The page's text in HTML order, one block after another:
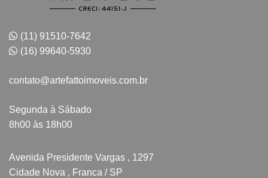
(11) 91510-7642
(16) 99640-5930
contato@artefattoimoveis.com.br
Segunda à Sábado
8h00 às 18h00
Avenida Presidente Vargas , 1297
Cidade Nova , Franca / SP